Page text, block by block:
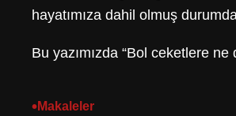
hayatımıza dahil olmuş
Bu yazımızda “Bol ceketlere
•Makaleler